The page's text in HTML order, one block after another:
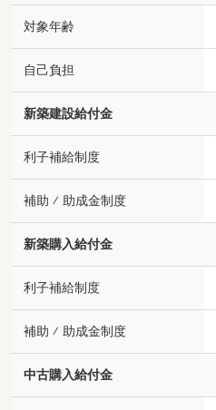
対象年齢
自己負担
新築建設給付金
利子補給制度
補助 ⁄ 助成金制度
新築購入給付金
利子補給制度
補助 ⁄ 助成金制度
中古購入給付金